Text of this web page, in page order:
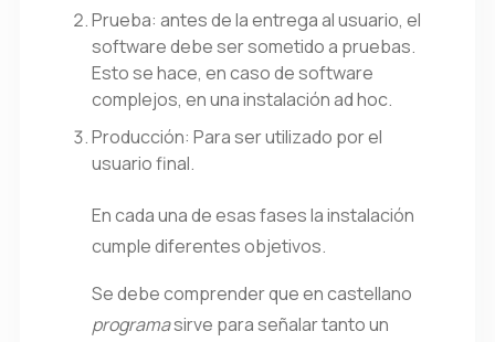
Prueba: antes de la entrega al usuario, el
software debe ser sometido a pruebas.
Esto se hace, en caso de software
complejos, en una instalación ad hoc.
Producción: Para ser utilizado por el
usuario final.
En cada una de esas fases la instalación
cumple diferentes objetivos.
Se debe comprender que en castellano
programasirve para señalar tanto un